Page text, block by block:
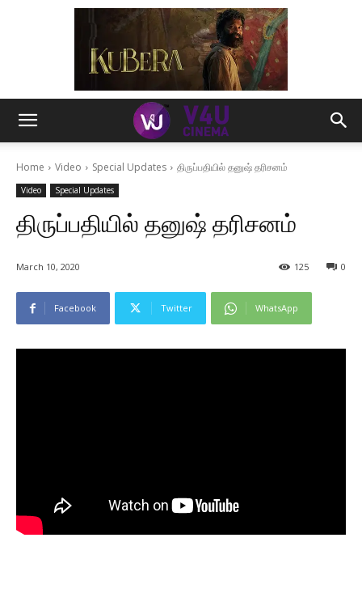
Home Video Special Updates திருப்பதியில் தனுஷ் தரிசனம்
Video Special Updates
திருப்பதியில் தனுஷ் தரிசனம்
March 10, 2020 0
125
Facebook Twitter WhatsApp